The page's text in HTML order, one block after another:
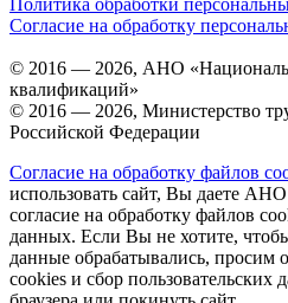
Согласие на обработку
© 2016 — 2026, АНО
квалификаций»
© 2016 — 2026, Министерство
Российской Федерации
Согласие на обработку файлов
использовать сайт, Вы даете
согласие на обработку файлов
данных. Если Вы не хотите,
данные обрабатывались, просим
cookies и сбор